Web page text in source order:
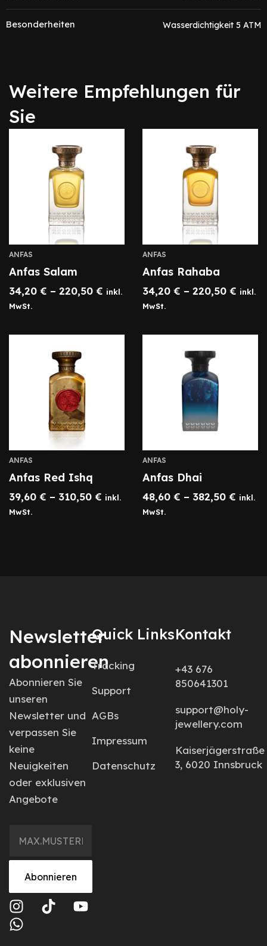
Besonderheiten Wasserdichtigkeit 5 ATM
Weitere Empfehlungen für
Sie
ANFAS
Anfas Salam
34,20 € – 220,50 € inkl.
MwSt.
ANFAS
Anfas Rahaba
34,20 € – 220,50 € inkl.
MwSt.
ANFAS
Anfas Red Ishq
39,60 € – 310,50 € inkl.
MwSt.
ANFAS
Anfas Dhai
48,60 € – 382,50 € inkl.
MwSt.
Newsletter
abonnieren
Abonnieren Sie
unseren
Newsletter und
verpassen Sie
keine
Neuigkeiten
oder exklusiven
Angebote
Abonnieren
Quick Links
Tracking
Support
AGBs
Impressum
Datenschutz
Kontakt
+43 676
850641301
support@holy-
jewellery.com
Kaiserjägerstraße
3, 6020 Innsbruck